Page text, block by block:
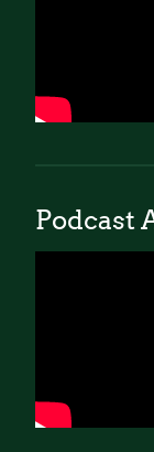
Podcast